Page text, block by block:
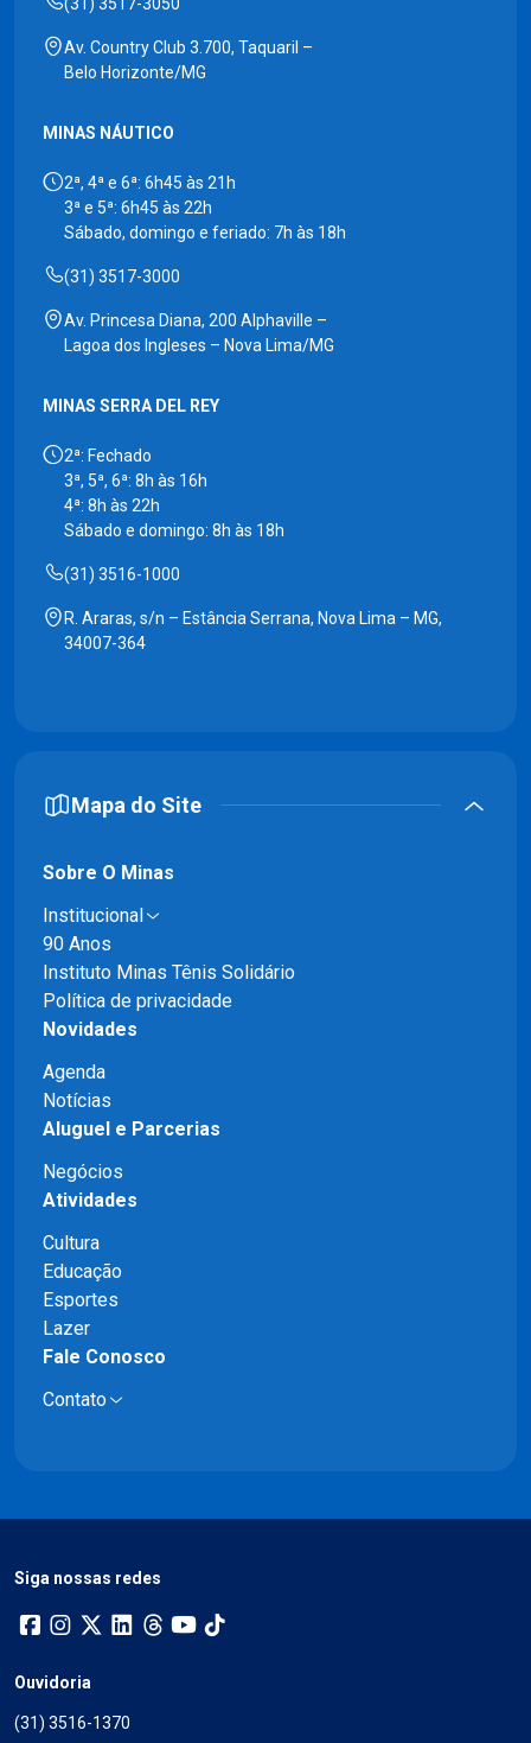
(31) 3517-3050
Av. Country Club 3.700, Taquaril –
Belo Horizonte/MG
MINAS NÁUTICO
2ª, 4ª e 6ª: 6h45 às 21h
3ª e 5ª: 6h45 às 22h
Sábado, domingo e feriado: 7h às 18h
(31) 3517-3000
Av. Princesa Diana, 200 Alphaville –
Lagoa dos Ingleses – Nova Lima/MG
MINAS SERRA DEL REY
2ª: Fechado
3ª, 5ª, 6ª: 8h às 16h
4ª: 8h às 22h
Sábado e domingo: 8h às 18h
(31) 3516-1000
R. Araras, s/n – Estância Serrana, Nova Lima – MG,
34007-364
Mapa do Site
Sobre O Minas
Institucional
90 Anos
Instituto Minas Tênis Solidário
Política de privacidade
Novidades
Agenda
Notícias
Aluguel e Parcerias
Negócios
Atividades
Cultura
Educação
Esportes
Lazer
Fale Conosco
Contato
Siga nossas redes
Ouvidoria
(31) 3516-1370